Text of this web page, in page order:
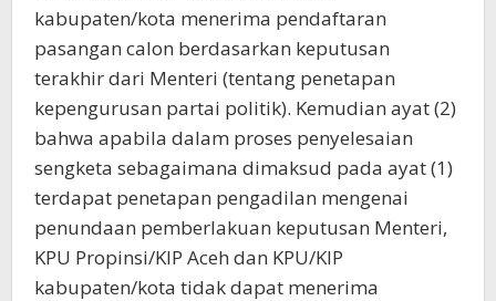
kabupaten/kota menerima pendaftaran
pasangan calon berdasarkan keputusan
terakhir dari Menteri (tentang penetapan
kepengurusan partai politik). Kemudian ayat (2)
bahwa apabila dalam proses penyelesaian
sengketa sebagaimana dimaksud pada ayat (1)
terdapat penetapan pengadilan mengenai
penundaan pemberlakuan keputusan Menteri,
KPU Propinsi/KIP Aceh dan KPU/KIP
kabupaten/kota tidak dapat menerima